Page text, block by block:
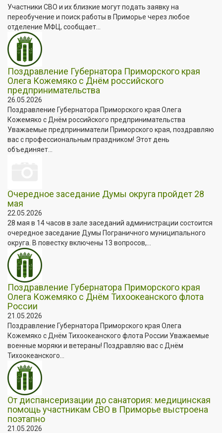
Участники СВО и их близкие могут подать заявку на
переобучение и поиск работы в Приморье через любое
отделение МФЦ, сообщает...
Поздравление Губернатора Приморского края
Олега Кожемяко с Днём российского
предпринимательства
26.05.2026
Поздравление Губернатора Приморского края Олега
Кожемяко с Днём российского предпринимательства
Уважаемые предприниматели Приморского края, поздравляю
вас с профессиональным праздником! Этот день
объединяет...
Очередное заседание Думы округа пройдет 28
мая
22.05.2026
28 мая в 14 часов в зале заседаний администрации состоится
очередное заседание Думы Пограничного муниципального
округа. В повестку включены 13 вопросов,...
Поздравление Губернатора Приморского края
Олега Кожемяко с Днём Тихоокеанского флота
России
21.05.2026
Поздравление Губернатора Приморского края Олега
Кожемяко с Днём Тихоокеанского флота России Уважаемые
военные моряки и ветераны! Поздравляю вас с Днём
Тихоокеанского...
От диспансеризации до санатория: медицинская
помощь участникам СВО в Приморье выстроена
поэтапно
21.05.2026